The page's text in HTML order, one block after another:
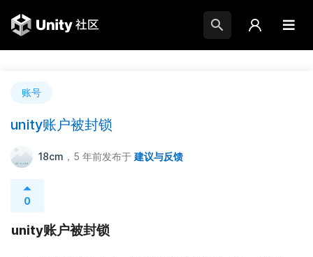
账号
unity账户被封锁
18cm ，5 年前发布于 建议与反馈
0
unity账户被封锁